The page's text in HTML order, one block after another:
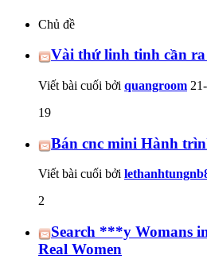
Chủ đề
Vài thứ linh tinh cần
Viết bài cuối bởi quangroom
19
Bán cnc mini Hành
Viết bài cuối bởi
2
Search ***y Womans
Real Women